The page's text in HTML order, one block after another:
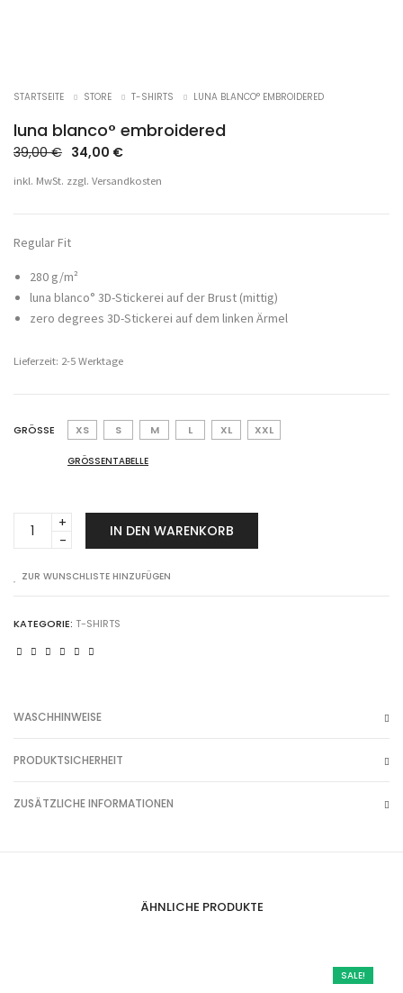
STARTSEITE STORE T-SHIRTS LUNA BLANCO° EMBROIDERED
luna blanco° embroidered
39,00€ Ursprünglicher
war:
34,00 €Aktueller
inkl. MwSt. zzgl. Versandkosten
Regular Fit
280 g/m²
luna blanco° 3D-Stickerei auf der Brust (mittig)
zero degrees 3D-Stickerei auf dem linken Ärmel
Lieferzeit: 2-5 Werktage
GRÖSSE XS S M L XL XXL
GRÖSSENTABELLE
luna
blanco°
Anzahl
IN DEN WARENKORB
ZUR WUNSCHLISTE HINZUFÜGEN
KATEGORIE: T-SHIRTS
WASCHHINWEISE
PRODUKTSICHERHEIT
ZUSÄTZLICHE INFORMATIONEN
ÄHNLICHE PRODUKTE
SALE!